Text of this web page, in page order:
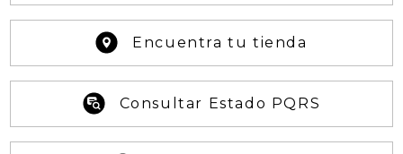
Encuentra tu tienda
Consultar Estado PQRS